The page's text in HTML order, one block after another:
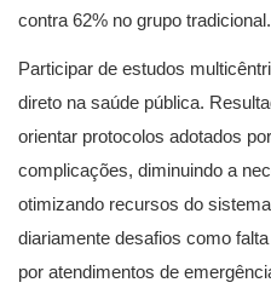
contra 62% no grupo tradicional.
Participar de estudos
direto na saúde pública.
orientar protocolos adotados
complicações, diminuindo a
otimizando recursos do
diariamente desafios como
por atendimentos de